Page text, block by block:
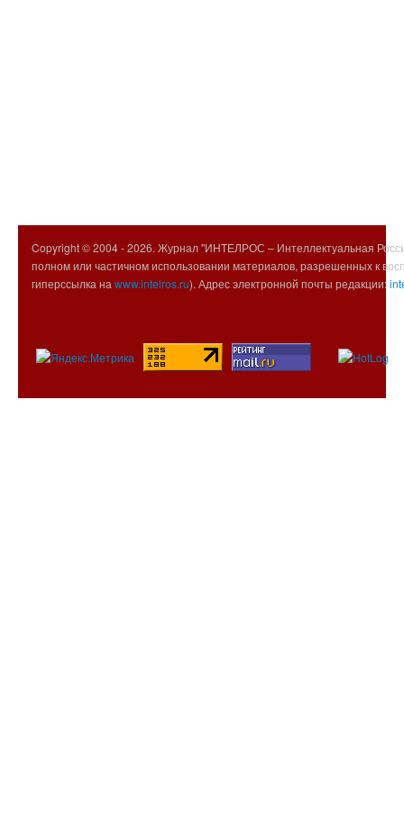
Copyright © 2004 -2026. Журнал "ИНТЕЛРОС – Интеллектуальная
полном или частичном использовании материалов, разрешенных к
гиперссылка на www.intelros.ru). Адрес электронной почты редакции: